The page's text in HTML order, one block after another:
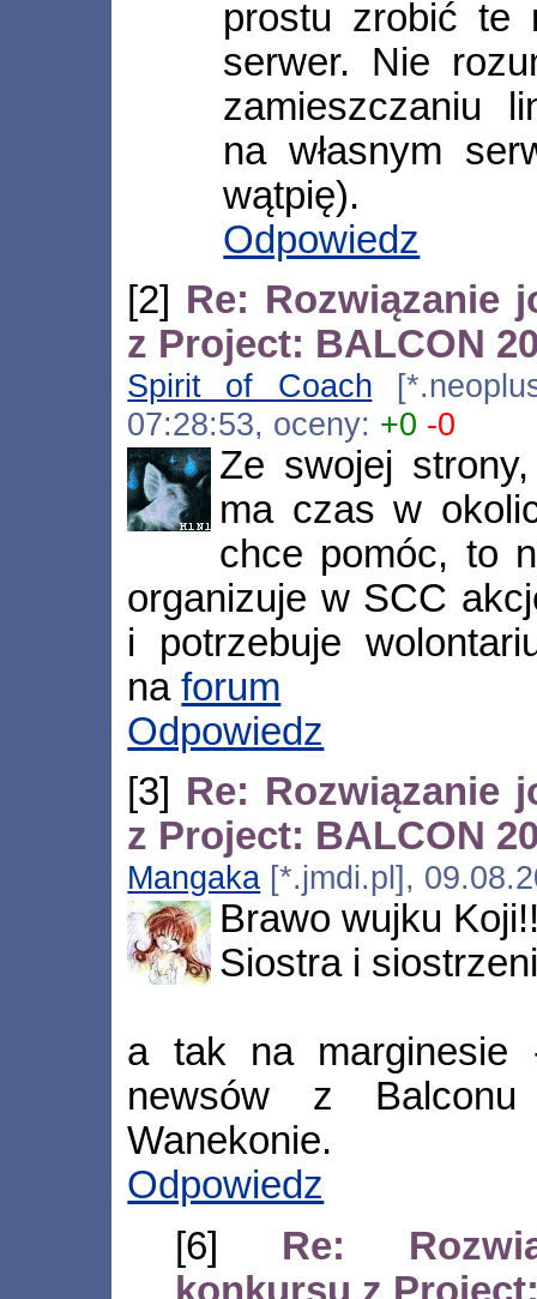
prostu zrobić te
serwer. Nie
zamieszczaniu
na własnym
wątpię).
Odpowiedz
[2] Re: Rozwiązanie
z Project: BALCON
Spirit of Coach
07:28:53, oceny: +0 -0
Ze swojej
ma czas w
chce pomóc, to
organizuje w SCC
i potrzebuje
naforum
Odpowiedz
[3] Re: Rozwiązanie
z Project: BALCON
Mangaka [*.jmdi.pl],
Brawo wujku
Siostra i
a tak na
newsów z
Wanekonie.
Odpowiedz
[6] Re:
konkursu z